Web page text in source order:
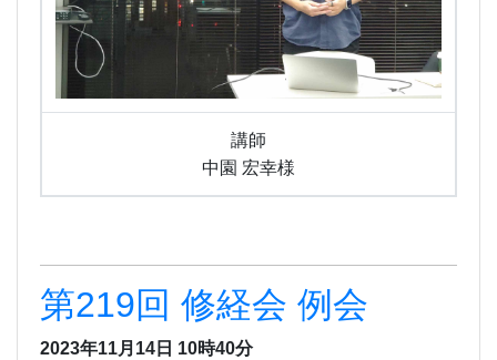
講師
中園 宏幸様
第219回 修経会 例会
2023年11月14日 10時40分